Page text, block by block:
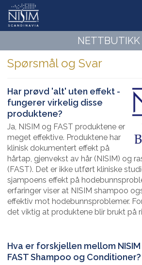
NETTBUTIKK
Spørsmål og Svar
Har prøvd 'alt' uten effekt -
fungerer virkelig disse
produktene?
Ja, NISIM og FAST produktene er
meget effektive. Produktene har
klinisk dokumentert effekt på
hårtap, gjenvekst av hår (NISIM) og
(FAST). Det er ikke utført kliniske
sjampoens effekt på
erfaringer viser at NISIM shampoo
effektiv mot hodebunnsproblemer.
det viktig at produktene blir brukt på
Hva er forskjellen mellom
FAST Shampoo og Conditioner?